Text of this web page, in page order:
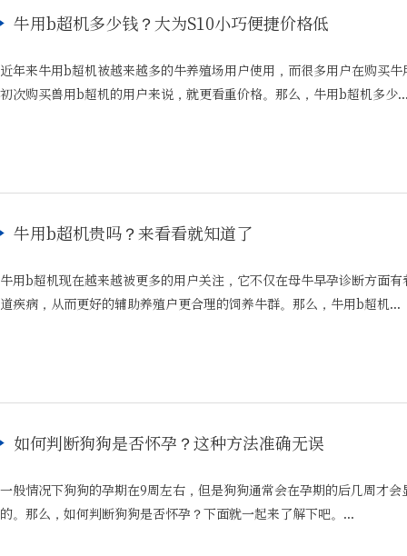
牛用b超机多少钱？大为S10小巧便捷价格低
近年来牛用b超机被越来越多的牛养殖场用户使用，而很多用户在购买
初次购买兽用b超机的用户来说，就更看重价格。那么，牛用b超机多少
牛用b超机贵吗？来看看就知道了
牛用b超机现在越来越被更多的用户关注，它不仅在母牛早孕诊断方面
道疾病，从而更好的辅助养殖户更合理的饲养牛群。那么，牛用b超机...
如何判断狗狗是否怀孕？这种方法准确无误
一般情况下狗狗的孕期在9周左右，但是狗狗通常会在孕期的后几周才
的。那么，如何判断狗狗是否怀孕？下面就一起来了解下吧。...